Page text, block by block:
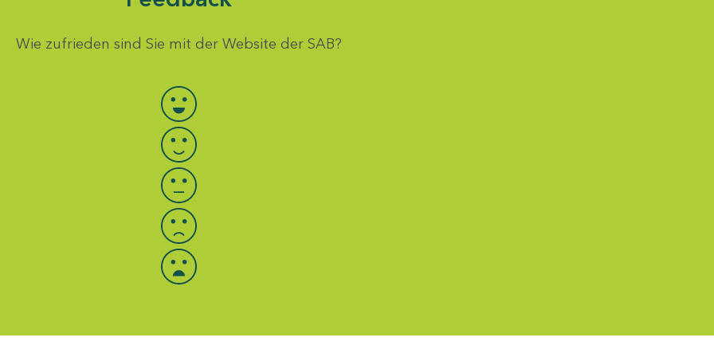
Wie zufrieden sind Sie mit der Website der SAB?
Bewertung auswählen